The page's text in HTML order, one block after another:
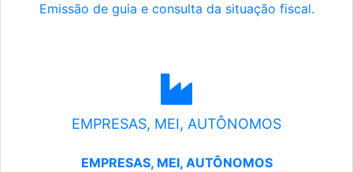
Emissão de guia e consulta da situação fiscal.
EMPRESAS, MEI, AUTÔNOMOS
EMPRESAS, MEI, AUTÔNOMOS